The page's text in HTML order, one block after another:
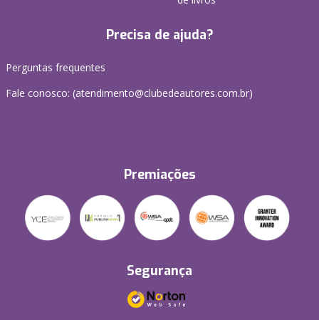
Precisa de ajuda?
Perguntas frequentes
Fale conosco: (atendimento@clubedeautores.com.br)
Premiações
Segurança